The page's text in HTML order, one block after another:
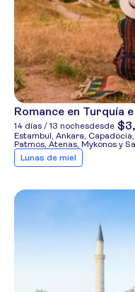
Romance en Turquía
14 días / 13 nochesdesde
Estambul, Ankara,
Patmos, Atenas, Mykonos y
Lunas de miel